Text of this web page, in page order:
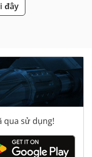
đây
qua sử dụng!